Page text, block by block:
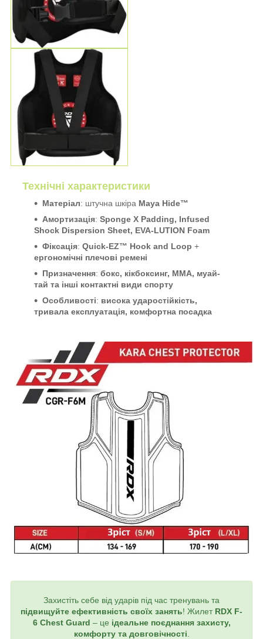
Технічні характеристики
Матеріал: штучна шкіра Maya Hide™
Амортизація: Sponge X Padding, Infused
Shock Dispersion Sheet, EVA-LUTION Foam
Фіксація: Quick-EZ™ Hook and Loop +
ергономічні плечові ремені
Призначення: бокс, кікбоксинг, MMA, муай-
тай та інші контактні види спорту
Особливості: висока ударостійкість,
тривала експлуатація, комфортна посадка
Захистіть себе від ударів під час тренувань та
підвищуйте ефективність своїх занять! Жилет RDX F-
6 Chest Guard – це ідеальне поєднання захисту,
комфорту та довговічності